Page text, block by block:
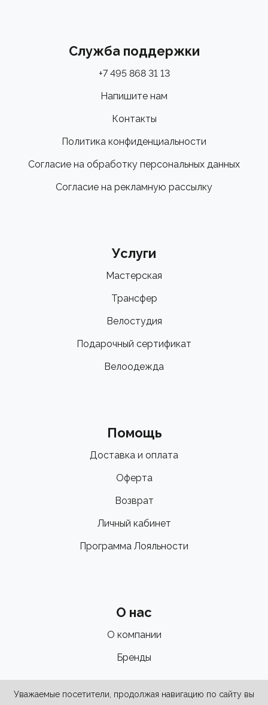
Служба поддержки
+7 495 868 31 13
Напишите нам
Контакты
Политика конфиденциальности
Согласие на обработку персональных данных
Согласие на рекламную рассылку
Услуги
Мастерская
Трансфер
Велостудия
Подарочный сертификат
Велоодежда
Помощь
Доставка и оплата
Оферта
Возврат
Личный кабинет
Программа Лояльности
О нас
О компании
Бренды
Уважаемые посетители, продолжая навигацию по сайту вы